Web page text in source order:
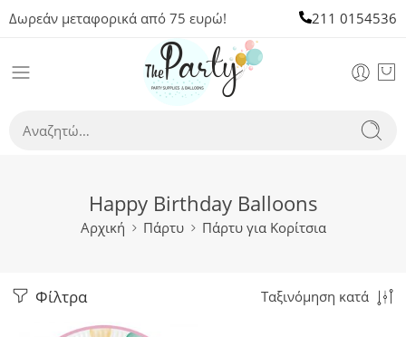
Δωρεάν μεταφορικά από 75 ευρώ! 211 0154536
Happy Birthday Balloons
Αρχική Πάρτυ Πάρτυ για Κορίτσια
Φίλτρα Ταξινόμηση κατά